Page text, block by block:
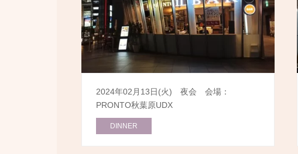
2024年02月13日(火) 夜会 会場：
PRONTO秋葉原UDX
DINNER